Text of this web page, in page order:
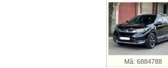
Mã: 6884788